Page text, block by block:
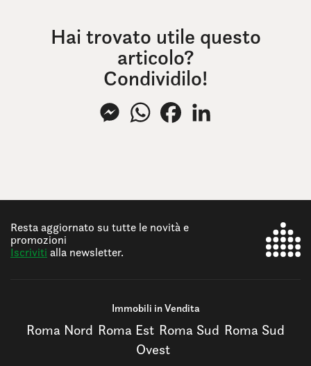
Hai trovato utile questo
articolo?
Condividilo!
MessengerWhatsAppFacebook
Resta aggiornato su tutte le novità e
promozioni
Iscriviti alla newsletter.
Immobili in Vendita
Roma Nord Roma Est Roma Sud Roma Sud
Ovest